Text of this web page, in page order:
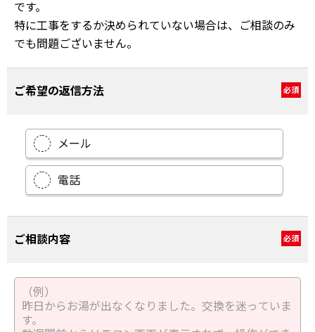
です。
特に工事をするか決められていない場合は、ご相談のみ
でも問題ございません。
ご希望の返信方法 必須
メール
電話
ご相談内容 必須